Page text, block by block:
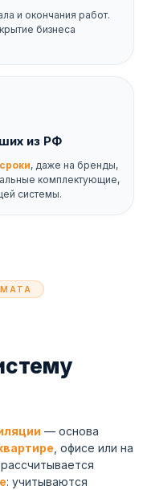
и окончания работ.
бизнеса
из РФ
, даже на бренды,
комплектующие,
системы.
— основа
, офисе или на
: учитываются